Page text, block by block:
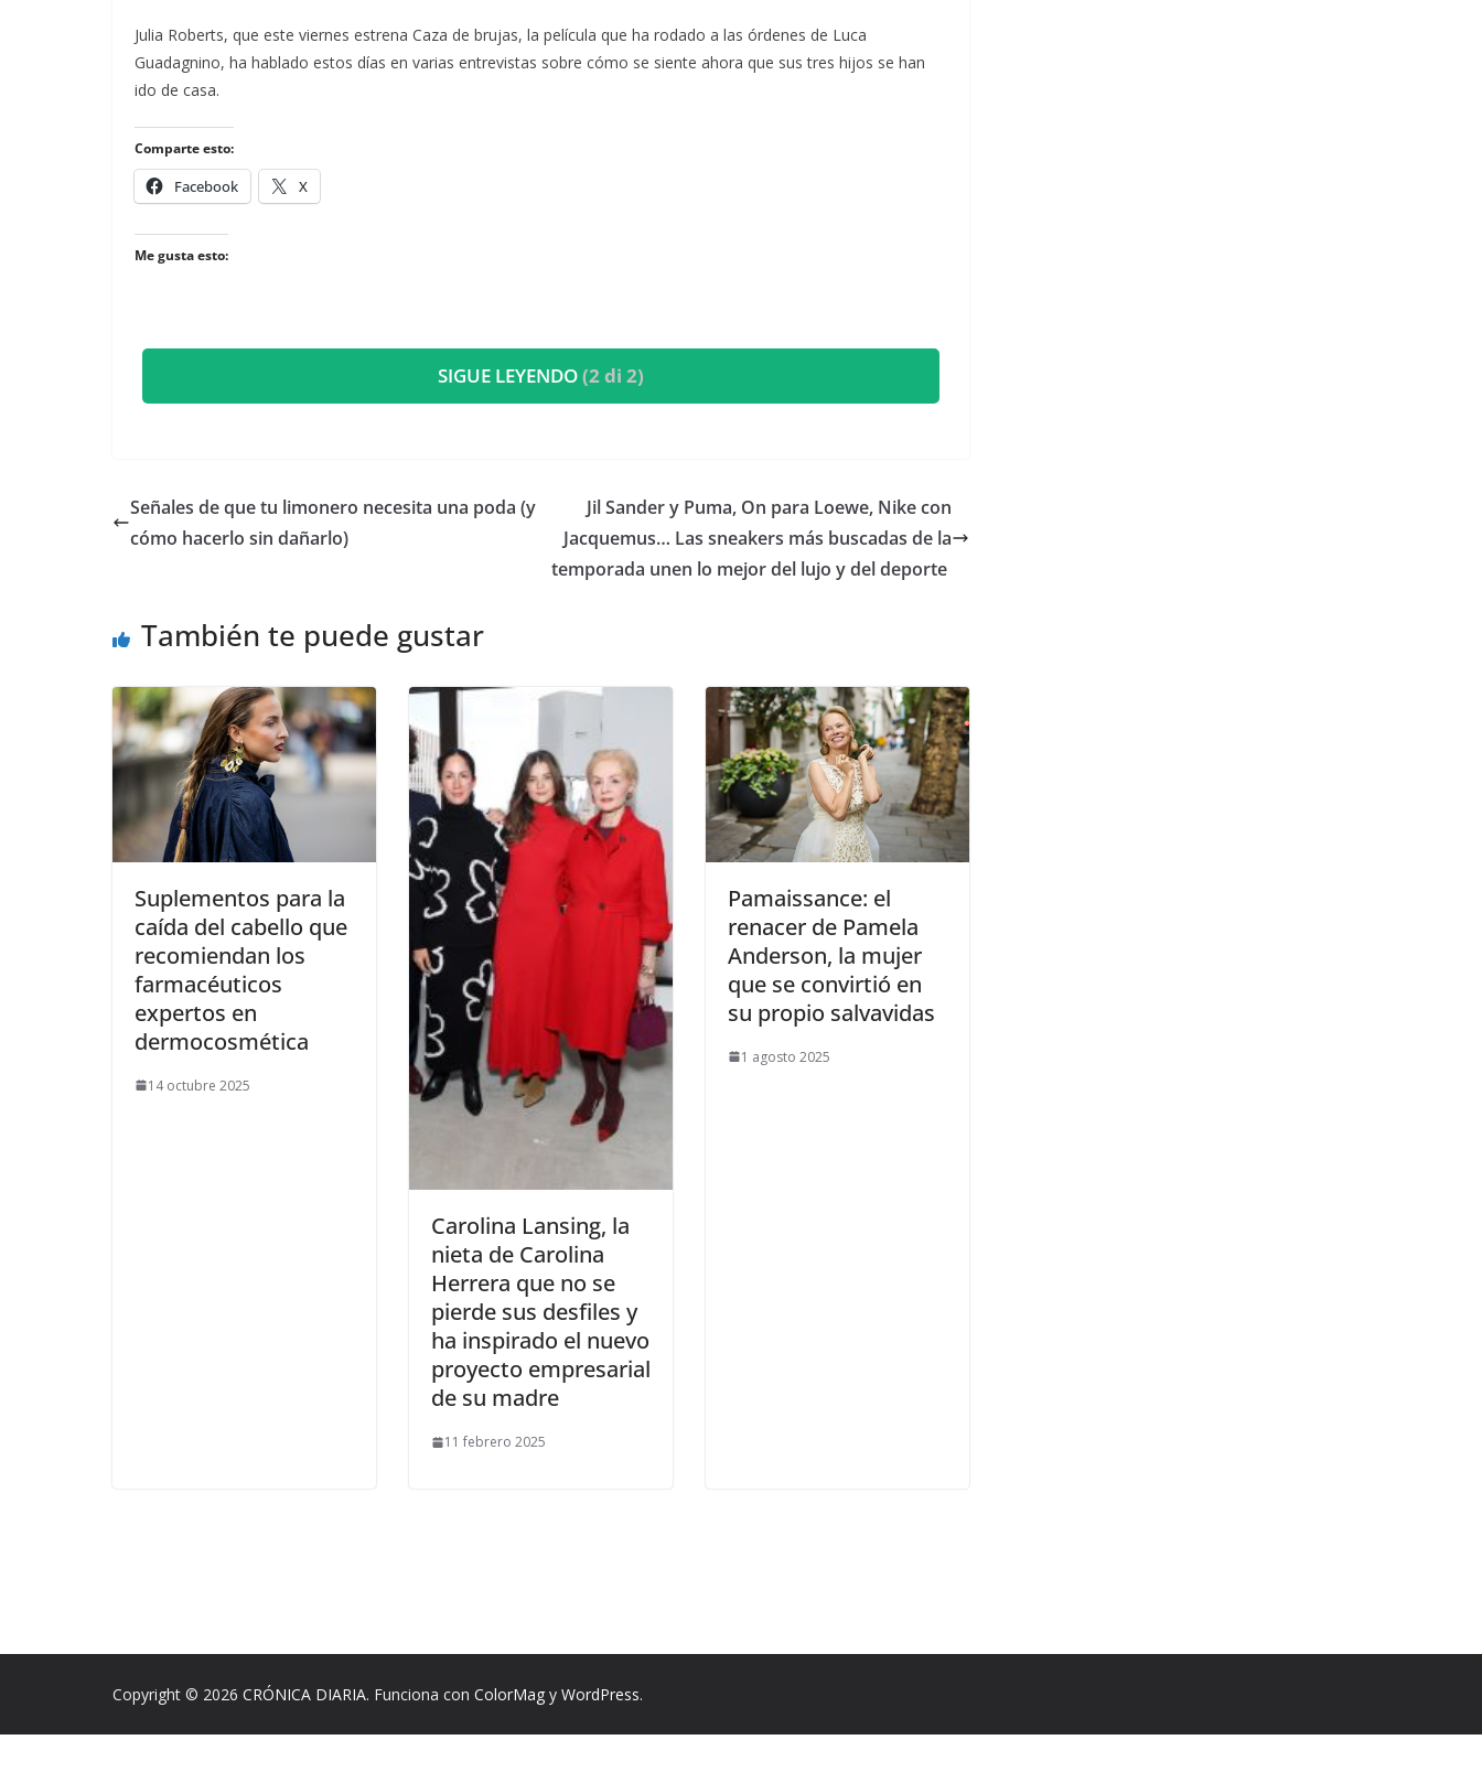
​Julia Roberts, que este viernes estrena Caza de brujas, la película que ha rodado a las órdenes de Luca
Guadagnino, ha hablado estos días en varias entrevistas sobre cómo se siente ahora que sus tres hijos se han
ido de casa.
Comparte esto:
Facebook X
Me gusta esto:
SIGUE LEYENDO(2 di 2)
Señales de que tu limonero necesita una poda (y
cómo hacerlo sin dañarlo)
​Jil Sander y Puma, On para Loewe, Nike con
Jacquemus… Las sneakers más buscadas de la
temporada unen lo mejor del lujo y del deporte
También te puede gustar
​Suplementos para la
caída del cabello que
recomiendan los
farmacéuticos
expertos en
dermocosmética
14 octubre 2025
​Carolina Lansing, la
nieta de Carolina
Herrera que no se
pierde sus desfiles y
ha inspirado el nuevo
proyecto empresarial
de su madre
11 febrero 2025
​Pamaissance: el
renacer de Pamela
Anderson, la mujer
que se convirtió en
su propio salvavidas
1 agosto 2025
Copyright © 2026 CRÓNICA DIARIA. Funciona con ColorMag y WordPress.